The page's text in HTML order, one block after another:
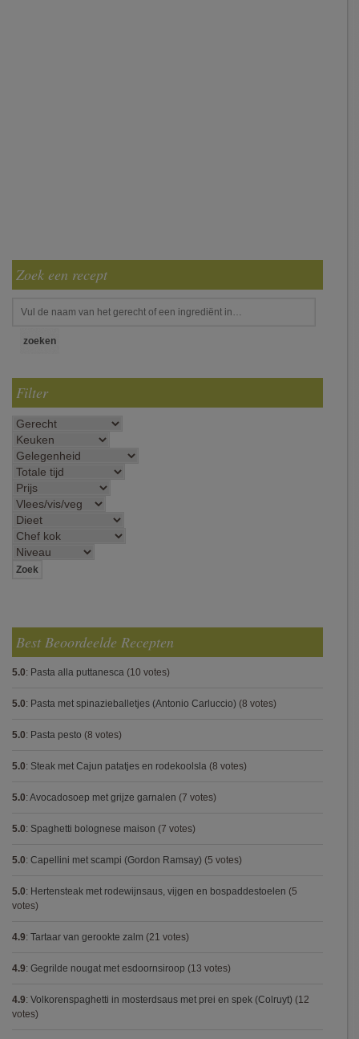
Zoek een recept
Filter
Best Beoordeelde Recepten
5.0: Pasta alla puttanesca (10 votes)
5.0: Pasta met spinazieballetjes (Antonio Carluccio) (8 votes)
5.0: Pasta pesto (8 votes)
5.0: Steak met Cajun patatjes en rodekoolsla (8 votes)
5.0: Avocadosoep met grijze garnalen (7 votes)
5.0: Spaghetti bolognese maison (7 votes)
5.0: Capellini met scampi (Gordon Ramsay) (5 votes)
5.0: Hertensteak met rodewijnsaus, vijgen en bospaddestoelen (5
votes)
4.9: Tartaar van gerookte zalm (21 votes)
4.9: Gegrilde nougat met esdoornsiroop (13 votes)
4.9: Volkorenspaghetti in mosterdsaus met prei en spek (Colruyt) (12
votes)